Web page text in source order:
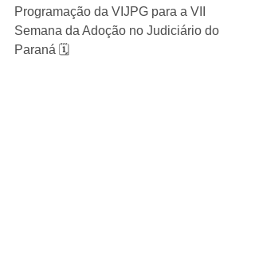
Programação da VIJPG para a VII
Semana da Adoção no Judiciário do
Paraná 🗓